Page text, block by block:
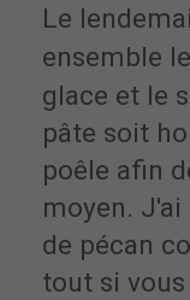
Le
ensemble
glace et le
pâte soit
poêle afin
moyen.
de pécan
tout si